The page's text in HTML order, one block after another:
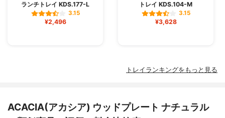
ランチトレイ KDS.177-L
3.15
¥2,496
トレイ KDS.104-M
3.15
¥3,628
トレイランキングをもっと見る
ACACIA(アカシア) ウッドプレート ナチュラル